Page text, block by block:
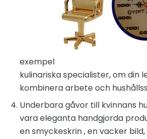
exempel
kulinariska specialister, om din
kombinera arbete och
Underbara gåvor till kvinnans
vara eleganta handgjorda
en smyckeskrin , en vacker